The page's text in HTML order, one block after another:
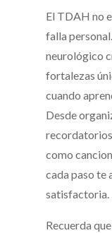
El TDAH no
falla
neurológico
fortalezas
cuando
Desde
como
cada paso te
satisfactoria.
Recuerda